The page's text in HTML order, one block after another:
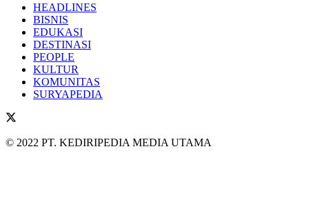
HEADLINES
BISNIS
EDUKASI
DESTINASI
PEOPLE
KULTUR
KOMUNITAS
SURYAPEDIA
© 2022 PT. KEDIRIPEDIA MEDIA UTAMA